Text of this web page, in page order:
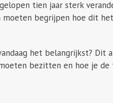
tien jaar sterk
begrijpen hoe dit
het belangrijkst?
bezitten en hoe je